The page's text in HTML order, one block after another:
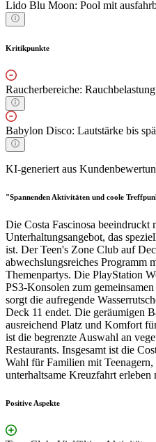
Lido Blu Moon: Pool mit
Kritikpunkte
Raucherbereiche:
Babylon Disco: Lautstärke bis
KI-generiert aus
"Spannenden Aktivitäten und coole
Die Costa Fascinosa beeindruckt
Unterhaltungsangebot, das
ist. Der Teen's Zone Club auf
abwechslungsreiches Programm
Themenpartys. Die PlayStation
PS3-Konsolen zum
sorgt die aufregende
Deck 11 endet. Die geräumigen
ausreichend Platz und Komfort
ist die begrenzte Auswahl an
Restaurants. Insgesamt ist die
Wahl für Familien mit
unterhaltsame Kreuzfahrt erleben
Positive Aspekte